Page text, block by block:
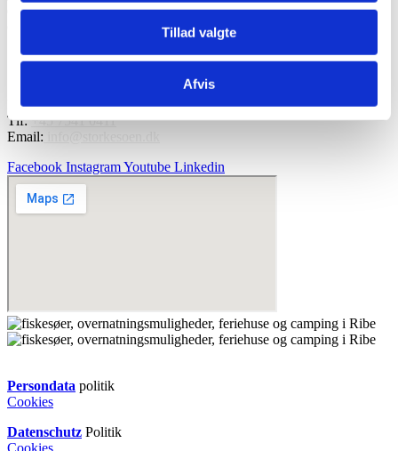
Tillad valgte
Afvis
Haulundvej 164 DK-6760 Ribe
Tlf:+45 7541 0411
Email:
Facebook InstagramYoutube Linkedin
Persondata politik
Cookies
Datenschutz Politik
Cookies